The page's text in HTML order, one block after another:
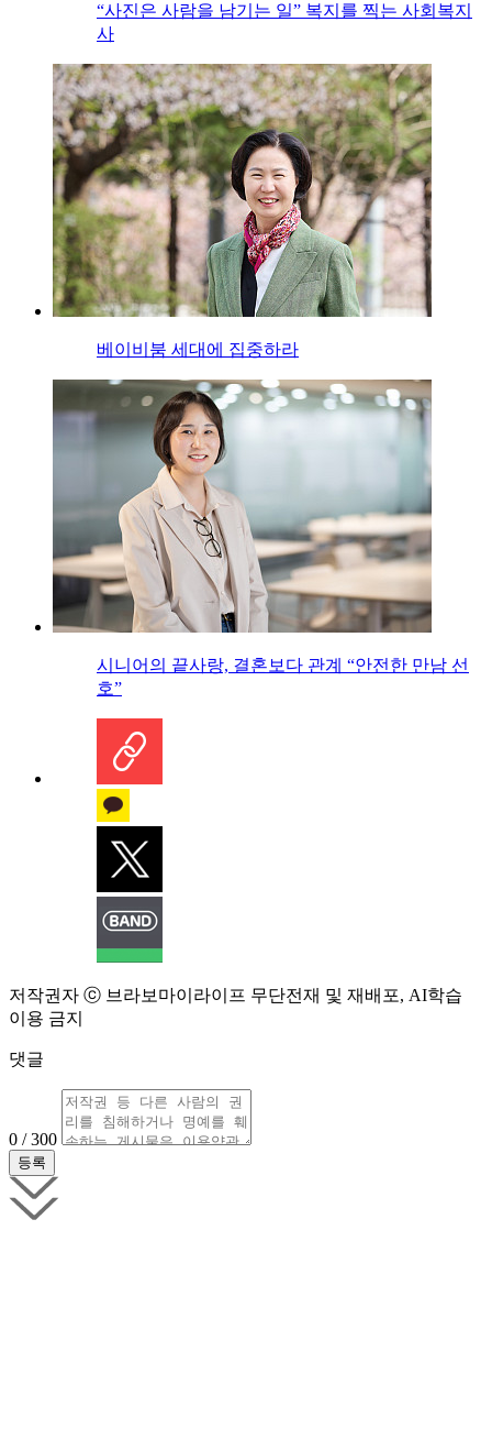
“사진은 사람을 남기는 일” 복지를 찍는 사회복지
사
베이비붐 세대에 집중하라
시니어의 끝사랑, 결혼보다 관계 “안전한 만남 선
호”
저작권자 ⓒ 브라보마이라이프 무단전재 및 재배포, AI학습
이용 금지
댓글
0 / 300